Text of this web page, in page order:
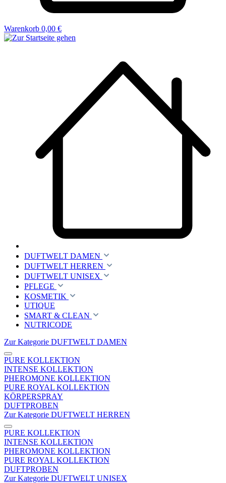
Warenkorb 0,00 €
DUFTWELT DAMEN
DUFTWELT HERREN
DUFTWELT UNISEX
PFLEGE
KOSMETIK
UTIQUE
SMART & CLEAN
NUTRICODE
Zur Kategorie DUFTWELT DAMEN
PURE KOLLEKTION
INTENSE KOLLEKTION
PHEROMONE KOLLEKTION
PURE ROYAL KOLLEKTION
KÖRPERSPRAY
DUFTPROBEN
Zur Kategorie DUFTWELT HERREN
PURE KOLLEKTION
INTENSE KOLLEKTION
PHEROMONE KOLLEKTION
PURE ROYAL KOLLEKTION
DUFTPROBEN
Zur Kategorie DUFTWELT UNISEX